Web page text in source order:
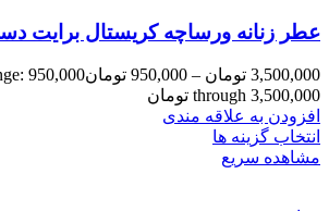
عطر زنانه ورساچه کریستال برایت
3,500,000 تومان –
950,000 تومان
through 3,500,000 تومان
افزودن به علاقه مندی
انتخاب گزینه ها
مشاهده سریع